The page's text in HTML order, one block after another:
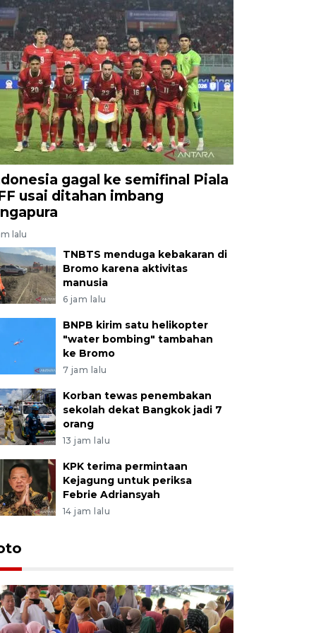
gagal ke semifinal Piala
usai ditahan imbang
lalu
TNBTS menduga kebakaran di
Bromo karena aktivitas
manusia
6 jam lalu
BNPB kirim satu helikopter
"water bombing" tambahan
ke Bromo
7 jam lalu
Korban tewas penembakan
sekolah dekat Bangkok jadi 7
orang
13 jam lalu
KPK terima permintaan
Kejagung untuk periksa
Febrie Adriansyah
14 jam lalu